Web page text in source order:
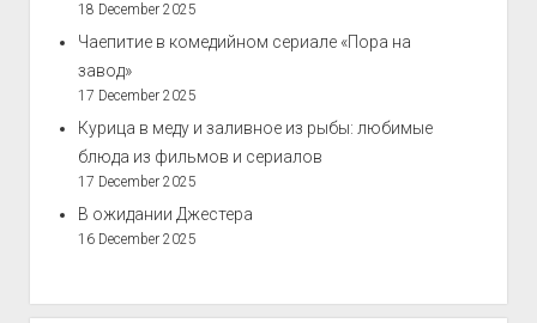
18 December 2025
Чаепитие в комедийном сериале «Пора на
завод»
17 December 2025
Курица в меду и заливное из рыбы: любимые
блюда из фильмов и сериалов
17 December 2025
В ожидании Джестера
16 December 2025